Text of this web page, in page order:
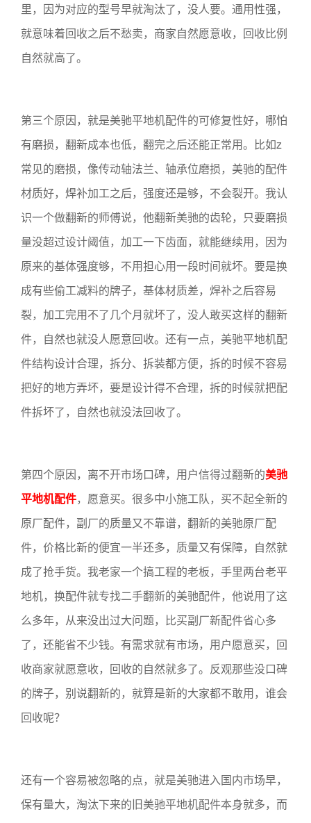
里，因为对应的型号早就淘汰了，没人要。通用性强，
就意味着回收之后不愁卖，商家自然愿意收，回收比例
自然就高了。
第三个原因，就是美驰平地机配件的可修复性好，哪怕
有磨损，翻新成本也低，翻完之后还能正常用。比如z
常见的磨损，像传动轴法兰、轴承位磨损，美驰的配件
材质好，焊补加工之后，强度还是够，不会裂开。我认
识一个做翻新的师傅说，他翻新美驰的齿轮，只要磨损
量没超过设计阈值，加工一下齿面，就能继续用，因为
原来的基体强度够，不用担心用一段时间就坏。要是换
成有些偷工减料的牌子，基体材质差，焊补之后容易
裂，加工完用不了几个月就坏了，没人敢买这样的翻新
件，自然也就没人愿意回收。还有一点，美驰平地机配
件结构设计合理，拆分、拆装都方便，拆的时候不容易
把好的地方弄坏，要是设计得不合理，拆的时候就把配
件拆坏了，自然也就没法回收了。
第四个原因，离不开市场口碑，用户信得过翻新的美驰
平地机配件，愿意买。很多中小施工队，买不起全新的
原厂配件，副厂的质量又不靠谱，翻新的美驰原厂配
件，价格比新的便宜一半还多，质量又有保障，自然就
成了抢手货。我老家一个搞工程的老板，手里两台老平
地机，换配件就专找二手翻新的美驰配件，他说用了这
么多年，从来没出过大问题，比买副厂新配件省心多
了，还能省不少钱。有需求就有市场，用户愿意买，回
收商家就愿意收，回收的自然就多了。反观那些没口碑
的牌子，别说翻新的，就算是新的大家都不敢用，谁会
回收呢？
还有一个容易被忽略的点，就是美驰进入国内市场早，
保有量大，淘汰下来的旧美驰平地机配件本身就多，而